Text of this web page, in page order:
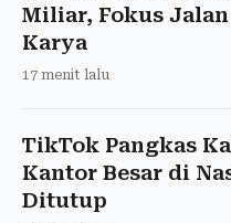
Miliar, Fokus Jalan
Karya
17 menit lalu
TikTok Pangkas
Kantor Besar di
Ditutup